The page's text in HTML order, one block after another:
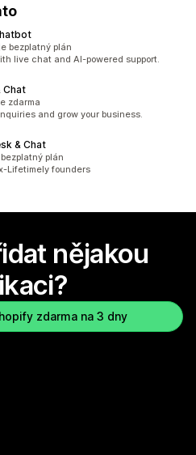
bezplatný plán
live chat and AI-powered support.
Chat
zdarma
and grow your business.
& Chat
plán
Lifetimely founders
nějakou
zdarma na 3 dny